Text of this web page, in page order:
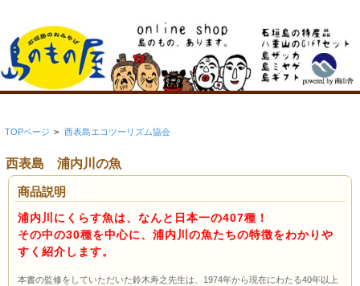
TOPページ > 西表島エコツーリズム協会
西表島 浦内川の魚
商品説明
浦内川にくらす魚は、なんと日本一の407種！
その中の30種を中心に、浦内川の魚たちの特徴をわかりや
すく紹介します。
本書の監修をしていただいた鈴木寿之先生は、1974年から現在にわたる40年以上